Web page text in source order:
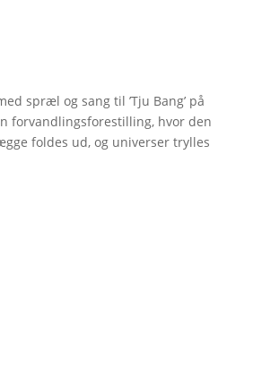
spræl og sang til ’Tju Bang’ på
forvandlingsforestilling, hvor den
foldes ud, og universer trylles